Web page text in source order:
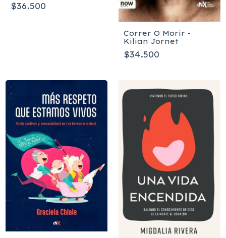
$36.500
Correr O Morir -
Kilian Jornet
$34.500